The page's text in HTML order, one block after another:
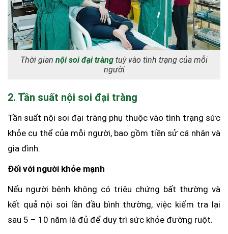
Thời gian nội soi đại tràng tuỳ vào tình trạng của mỗi
người
2. Tần suất nội soi đại tràng
Tần suất nội soi đại tràng phụ thuộc vào tình trạng sức
khỏe cụ thể của mỗi người, bao gồm tiền sử cá nhân và
gia đình.
Đối với người khỏe mạnh
Nếu người bệnh không có triệu chứng bất thường và
kết quả nội soi lần đầu bình thường, việc kiểm tra lại
sau 5 – 10 năm là đủ để duy trì sức khỏe đường ruột.